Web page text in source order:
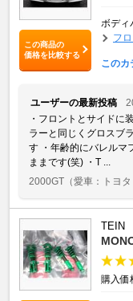
この商品の
価格を比較する
ボディ
フ
このカ
ユーザーの最新投稿
・フロントとサイドに
ラーと同じくグロスブ
す ・年齢的にバレルマ
ままです(笑) ・T ...
2000GT （愛車：トヨ
TEIN
購入価